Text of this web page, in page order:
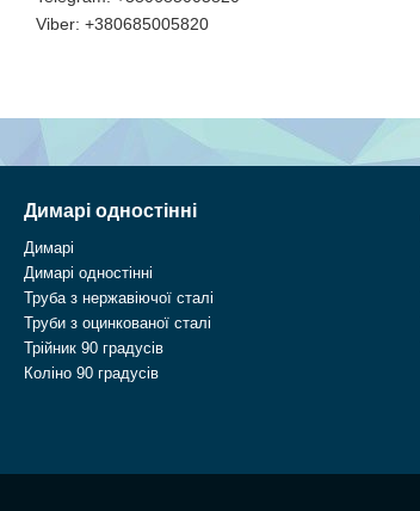
+380685005820
Димарі одностінні
Димарі
Димарі одностінні
Труба з нержавіючої сталі
Труби з оцинкованої сталі
Трійник 90 градусів
Коліно 90 градусів